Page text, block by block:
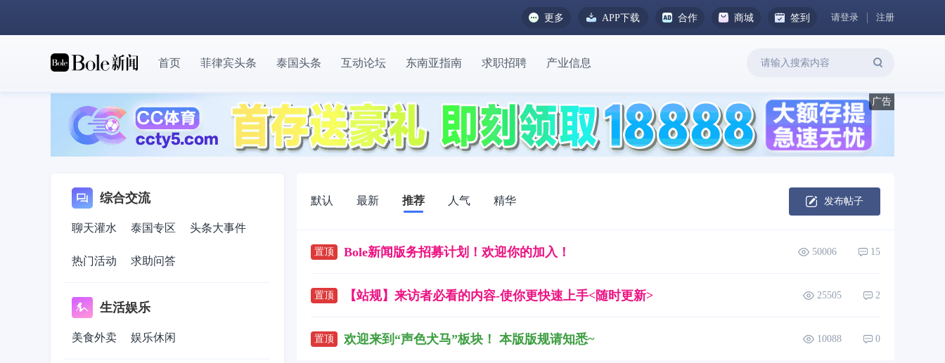
更多 APP下载 合作 商城 签到 请登录 注册
首页 菲律宾头条 泰国头条 互动论坛 东南亚指南 求职招聘 产业信息
综合交流
聊天灌水 泰国专区 头条大事件
热门活动 求助问答
生活娱乐
美食外卖 娱乐休闲
默认 最新 推荐 人气 精华 发布帖子
置顶 Bole新闻版务招募计划！欢迎你的加入！ 50006 15
置顶 【站规】来访者必看的内容-使你更快速上手<随时更新> 25505 2
置顶 欢迎来到“声色犬马”板块！ 本版版规请知悉~ 10088 0